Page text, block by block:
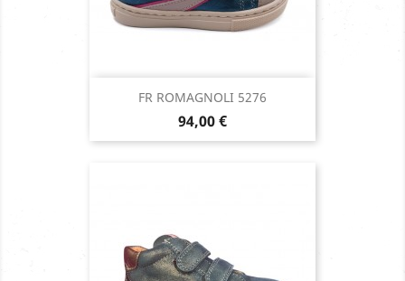
FR ROMAGNOLI 5276
Prix
94,00 €